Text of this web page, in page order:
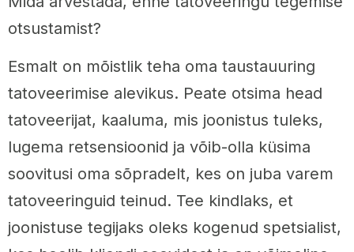
otsustamist?
Esmalt on mõistlik teha oma taustauuring
tatoveerimise alevikus. Peate otsima head
tatoveerijat, kaaluma, mis joonistus tuleks,
lugema retsensioonid ja võib-olla küsima
soovitusi oma sõpradelt, kes on juba varem
tatoveeringuid teinud. Tee kindlaks, et
joonistuse tegijaks oleks kogenud spetsialist,